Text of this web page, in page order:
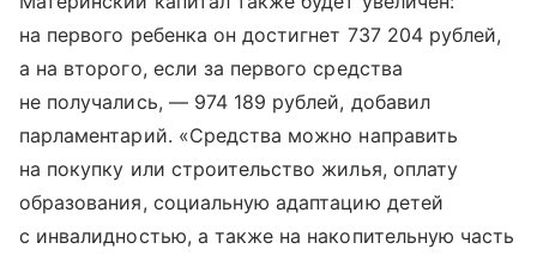
на первого ребенка он достигнет 737 204 рублей,
а на второго, если за первого средства
не получались, — 974 189 рублей, добавил
парламентарий. «Средства можно направить
на покупку или строительство жилья, оплату
образования, социальную адаптацию детей
с инвалидностью, а также на накопительную часть